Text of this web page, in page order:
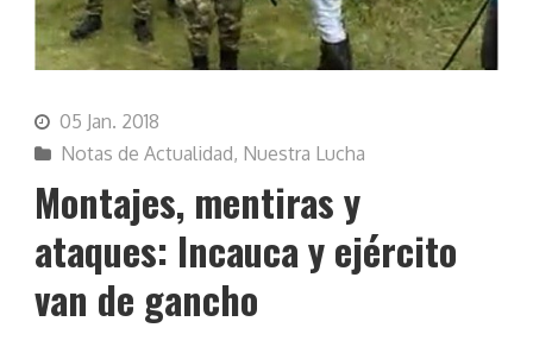
05 Jan. 2018
Notas de Actualidad, Nuestra Lucha
Montajes, mentiras y
ataques: Incauca y ejército
van de gancho